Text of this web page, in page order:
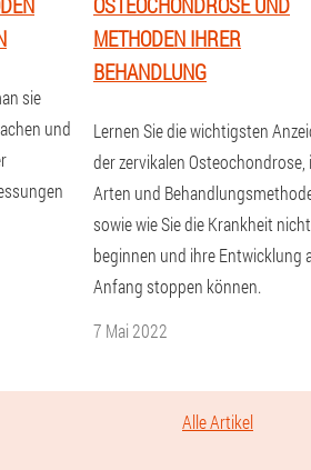
sie
und
METHODEN IHRER
BEHANDLUNG
Lernen Sie die wichtigsten
der zervikalen Osteochondrose,
Arten und
sowie wie Sie die Krankheit nicht
beginnen und ihre Entwicklung
Anfang stoppen können.
7 Mai 2022
Alle Artikel